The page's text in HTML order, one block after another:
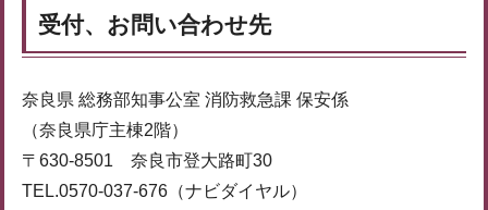
受付、お問い合わせ先
奈良県 総務部知事公室 消防救急課 保安係
（奈良県庁主棟2階）
〒630-8501 奈良市登大路町30
TEL.0570-037-676（ナビダイヤル）